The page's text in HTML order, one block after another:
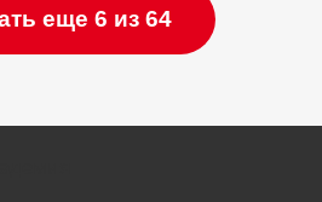
еще 6 из 64